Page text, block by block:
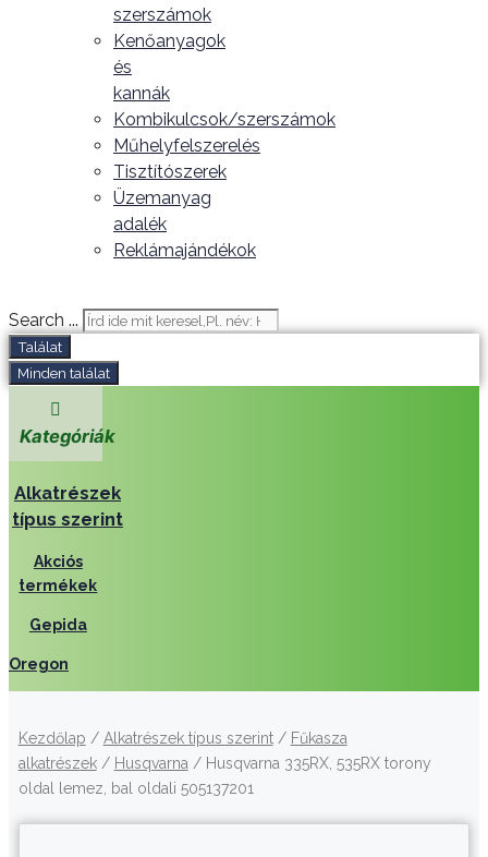
szerszámok
Kenőanyagok
és
kannák
Kombikulcsok/szerszámok
Műhelyfelszerelés
Tisztítószerek
Üzemanyag
adalék
Reklámajándékok
Search ...
Találat
Minden találat
Kategóriák
Alkatrészek
típus szerint
Akciós
termékek
Gepida
Oregon
Kezdőlap / Alkatrészek típus szerint/ Fűkasza
alkatrészek/ Husqvarna / Husqvarna 335RX, 535RX torony
oldal lemez, bal oldali 505137201